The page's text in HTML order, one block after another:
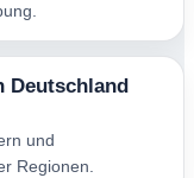
Deutschland
und
Regionen.